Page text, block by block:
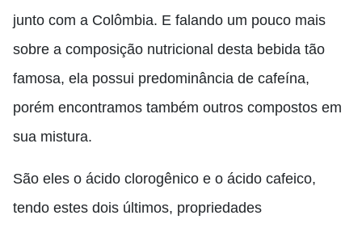
junto com a Colômbia. E falando um pouco mais
sobre a composição nutricional desta bebida tão
famosa, ela possui predominância de cafeína,
porém encontramos também outros compostos em
sua mistura.
São eles o ácido clorogênico e o ácido cafeico,
tendo estes dois últimos, propriedades